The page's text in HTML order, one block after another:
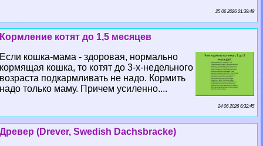
25 06 2026 21:39:48
Кормление котят до 1,5 месяцев
Если кошка-мама - здоровая, нормально
кормящая кошка, то котят до 3-х-недельного
возраста подкармливать не надо. Кормить
надо только маму. Причем усиленно....
24 06 2026 6:32:45
Древер (Drever, Swedish Dachsbracke)